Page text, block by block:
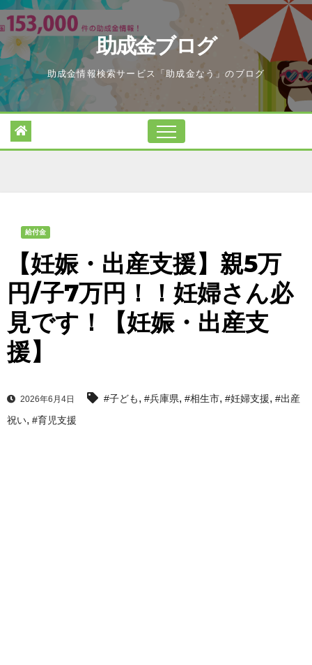
Skip
to
content
助成金ブログ
助成金情報検索サービス「助成金なう」のブログ
給付金
【妊娠・出産支援】親5万
円/子7万円！！妊婦さん必
見です！【妊娠・出産支
援】
2026年6月4日 #子ども, #兵庫県, #相生市, #妊婦支援, #出産
祝い, #育児支援